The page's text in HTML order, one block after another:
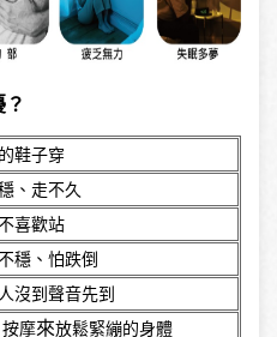
鞋子穿
、走不久
喜歡站
穩、怕跌倒
沒到聲音先到
按摩來放鬆緊繃的身體